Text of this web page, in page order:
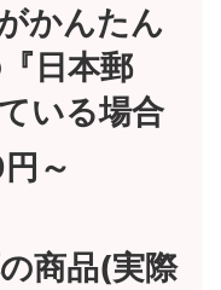
かんたん
日本郵
いる場合
～
商品(実際